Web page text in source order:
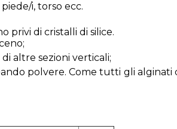
i, torso ecc.
privi di cristalli di silice.
altre sezioni verticali;
polvere. Come tutti gli alginati